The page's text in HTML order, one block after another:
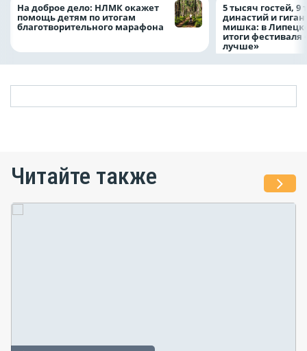
На доброе дело: НЛМК окажет
помощь детям по итогам
благотворительного марафона
5 тысяч гостей, 9
династий и
мишка: в
итоги фестиваля
лучше»
Читайте также